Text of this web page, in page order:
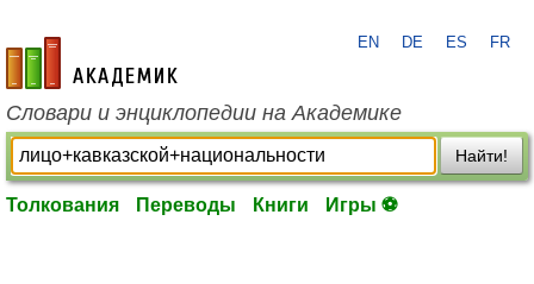
academic.ru
EN DE ES FR
Словари и энциклопедии на Академике
Найти!
Толкования Переводы Книги Игры ⚽